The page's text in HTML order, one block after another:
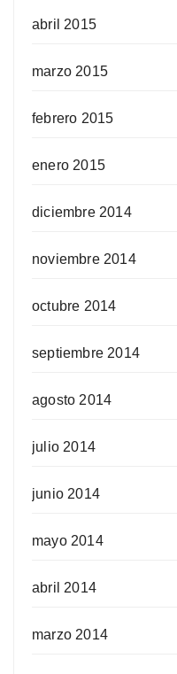
abril 2015
marzo 2015
febrero 2015
enero 2015
diciembre 2014
noviembre 2014
octubre 2014
septiembre 2014
agosto 2014
julio 2014
junio 2014
mayo 2014
abril 2014
marzo 2014